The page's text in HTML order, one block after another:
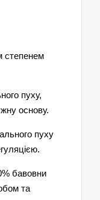
степенем
пуху,
основу.
пуху
бавовни
та